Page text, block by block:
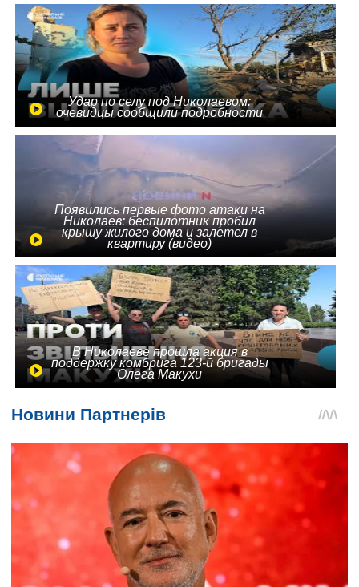
Удар по селу под Николаевом:
очевидцы сообщили подробности
Появились первые фото атаки на
Николаев: беспилотник пробил
крышу жилого дома и залетел в
квартиру (видео)
В Николаеве прошла акция в
поддержку комбрига 123-й бригады
Олега Макухи